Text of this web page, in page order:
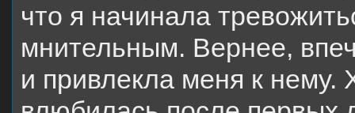
что я начинала
мнительным. Вернее,
и привлекла меня к